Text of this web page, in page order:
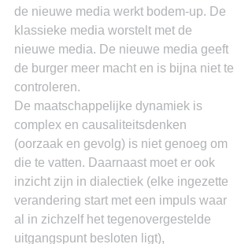
de nieuwe media werkt bodem-up. De
klassieke media worstelt met de
nieuwe media. De nieuwe media geeft
de burger meer macht en is bijna niet te
controleren.
De maatschappelijke dynamiek is
complex en causaliteitsdenken
(oorzaak en gevolg) is niet genoeg om
die te vatten. Daarnaast moet er ook
inzicht zijn in dialectiek (elke ingezette
verandering start met een impuls waar
al in zichzelf het tegenovergestelde
uitgangspunt besloten ligt),